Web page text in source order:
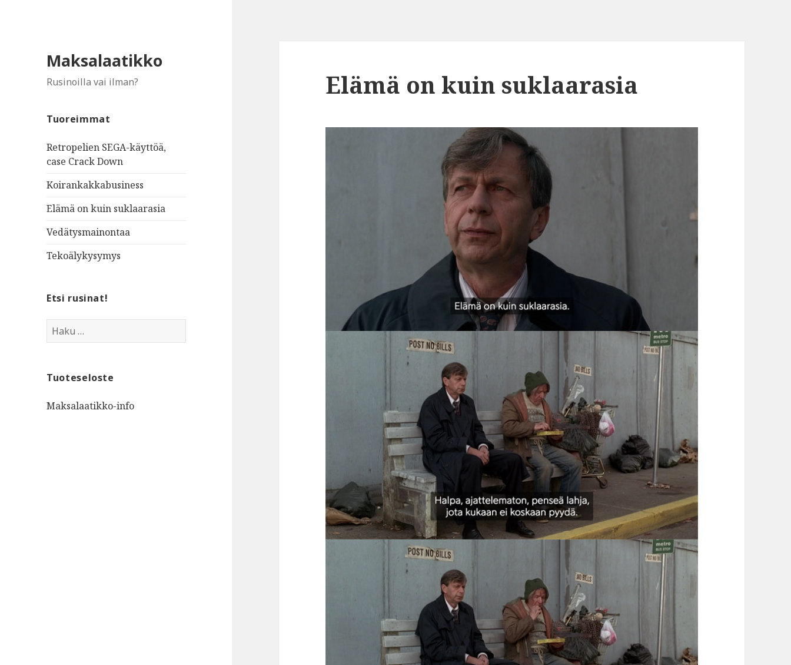
Maksalaatikko
Rusinoilla vai ilman?
Tuoreimmat
Retropelien SEGA-käyttöä,
case Crack Down
Koirankakkabusiness
Elämä on kuin suklaarasia
Vedätysmainontaa
Tekoälykysymys
Etsi rusinat!
Haku:
Tuoteseloste
Maksalaatikko-info
Elämä on kuin suklaarasia